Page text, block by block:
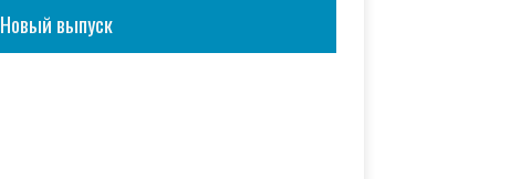
Новый выпуск